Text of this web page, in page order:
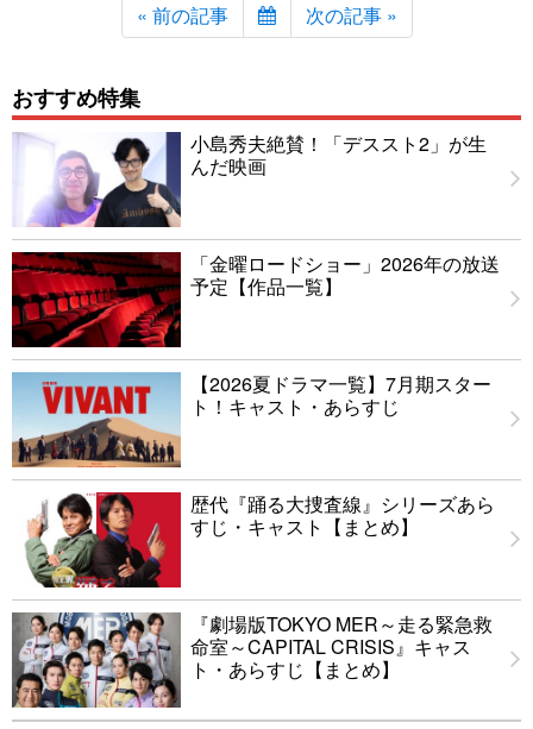
« 前の記事 次の記事 »
おすすめ特集
小島秀夫絶賛！「デススト2」が生
んだ映画
「金曜ロードショー」2026年の放送
予定【作品一覧】
【2026夏ドラマ一覧】7月期スター
ト！キャスト・あらすじ
歴代『踊る大捜査線』シリーズあら
すじ・キャスト【まとめ】
『劇場版TOKYO MER～走る緊急救
命室～CAPITAL CRISIS』キャス
ト・あらすじ【まとめ】